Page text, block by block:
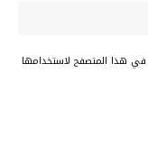
في هذا المتصفح لاستخدامها